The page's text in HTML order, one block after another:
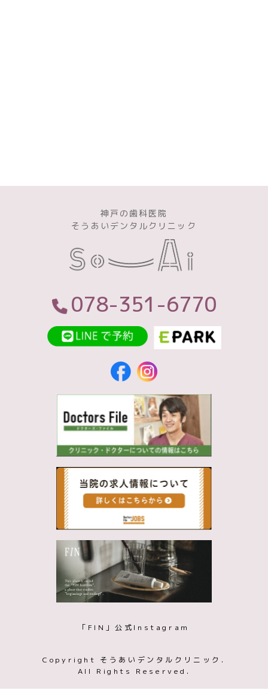
神戸の歯科医院
そうあいデンタルクリニック
078-351-6770
「FIN」公式Instagram
Copyright そうあいデンタルクリニック.
All Rights Reserved.